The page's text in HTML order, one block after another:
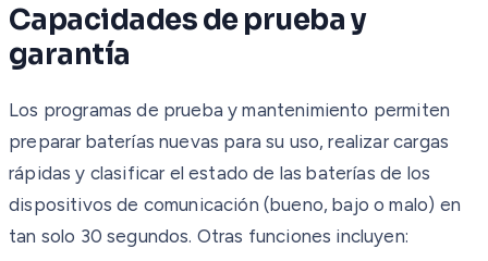
Capacidades de prueba y
garantía
Los programas de prueba y mantenimiento permiten
preparar baterías nuevas para su uso, realizar cargas
rápidas y clasificar el estado de las baterías de los
dispositivos de comunicación (bueno, bajo o malo) en
tan solo 30 segundos. Otras funciones incluyen: